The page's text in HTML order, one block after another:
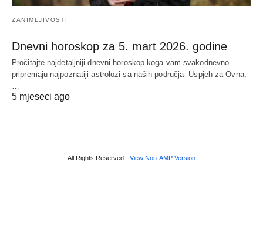
ZANIMLJIVOSTI
Dnevni horoskop za 5. mart 2026. godine
Pročitajte najdetaljniji dnevni horoskop koga vam svakodnevno
pripremaju najpoznatiji astrolozi sa naših područja- Uspjeh za Ovna,
5 mjeseci ago
All Rights Reserved View Non-AMP Version